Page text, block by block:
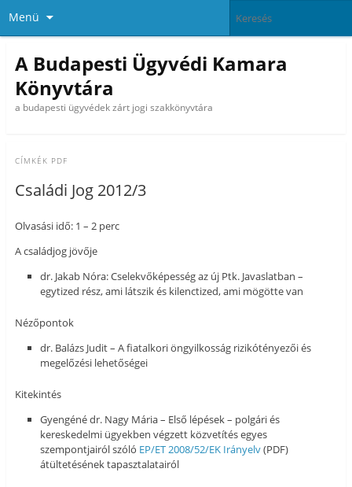
Menü
A Budapesti Ügyvédi Kamara
Könyvtára
a budapesti ügyvédek zárt jogi szakkönyvtára
CÍMKÉK PDF
Családi Jog 2012/3
Olvasási idő: 1 – 2 perc
A családjog jövője
dr. Jakab Nóra: Cselekvőképesség az új Ptk. Javaslatban –
egytized rész, ami látszik és kilenctized, ami mögötte van
Nézőpontok
dr. Balázs Judit – A fiatalkori öngyilkosság rizikótényezői és
megelőzési lehetőségei
Kitekintés
Gyengéné dr. Nagy Mária – Első lépések – polgári és
kereskedelmi ügyekben végzett közvetítés egyes
szempontjairól szóló EP/ET 2008/52/EK Irányelv(PDF)
átültetésének tapasztalatairól